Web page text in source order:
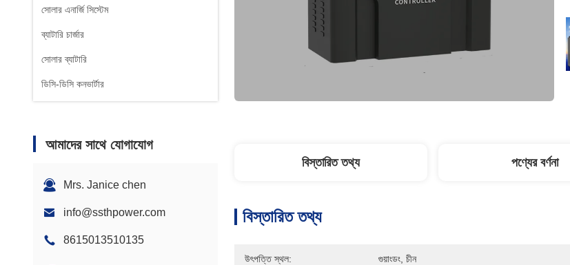
সোলার এনার্জি সিস্টেম
ব্যাটারি চার্জার
সোলার ব্যাটারি
ডিসি-ডিসি কনভার্টার
আমাদের সাথে যোগাযোগ
Mrs. Janice chen
info@ssthpower.com
8615013510135
বিস্তারিত তথ্য পণ্যের বর্ণনা
বিস্তারিত তথ্য
উৎপত্তি স্থল: গুয়াংডং, চীন